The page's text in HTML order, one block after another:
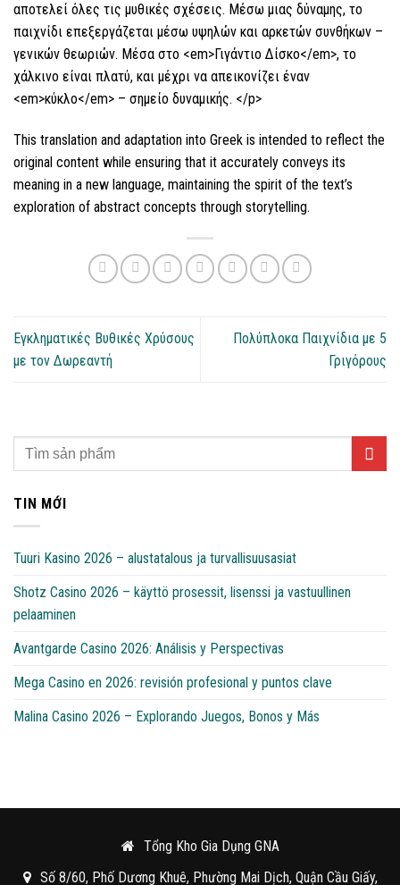
αποτελεί όλες τις μυθικές σχέσεις. Μέσω μιας δύναμης, το
παιχνίδι επεξεργάζεται μέσω υψηλών και αρκετών συνθήκων –
γενικών θεωριών. Μέσα στο <em>Γιγάντιο Δίσκο</em>, το
χάλκινο είναι πλατύ, και μέχρι να απεικονίζει έναν
<em>κύκλο</em> – σημείο δυναμικής. </p>
This translation and adaptation into Greek is intended to reflect the
original content while ensuring that it accurately conveys its
meaning in a new language, maintaining the spirit of the text’s
exploration of abstract concepts through storytelling.
Εγκληματικές Βυθικές Χρύσους
με τον Δωρεαντή
Πολύπλοκα Παιχνίδια με 5
Γριγόρους
TIN MỚI
Tuuri Kasino 2026 – alustatalous ja turvallisuusasiat
Shotz Casino 2026 – käyttö prosessit, lisenssi ja vastuullinen
pelaaminen
Avantgarde Casino 2026: Análisis y Perspectivas
Mega Casino en 2026: revisión profesional y puntos clave
Malina Casino 2026 – Explorando Juegos, Bonos y Más
Tổng Kho Gia Dụng GNA
Số 8/60, Phố Dương Khuê, Phường Mai Dịch, Quận Cầu Giấy,